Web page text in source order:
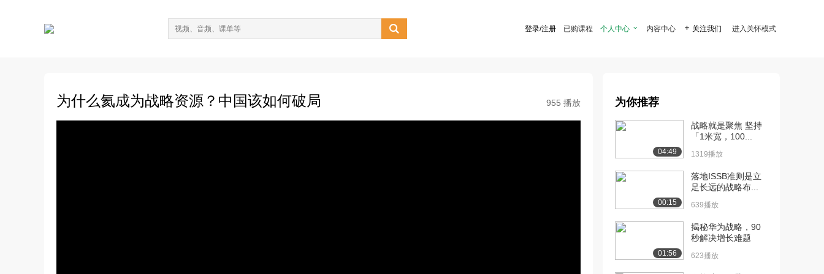
 登录/注册 已购课程 个人中心  内容中心  关注我们 进入关怀模式
为什么氦成为战略资源？中国该如何破局 955 播放 为你推荐
04:49
战略就是聚焦 坚持
「1米宽，100...
1319播放
00:15
落地ISSB准则是立
足长远的战略布...
639播放
01:56
揭秘华为战略，90
秒解决增长难题
623播放